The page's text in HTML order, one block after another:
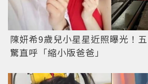
陳妍希9歲兒小星星近照曝光！
驚直呼「縮小版爸爸」